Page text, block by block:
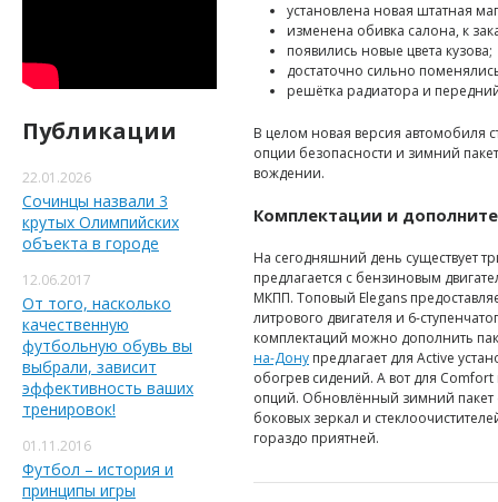
Публикации
22.01.2026
Сочинцы назвали 3
крутых Олимпийских
объекта в городе
12.06.2017
От того, насколько
качественную
футбольную обувь вы
выбрали, зависит
эффективность ваших
тренировок!
01.11.2016
Футбол – история и
принципы игры
установлена новая штатная
изменена обивка салона, к
появились новые цвета кузова;
достаточно сильно
решётка радиатора и
В целом новая версия автомобиля
опции безопасности и зимний
вождении.
Комплектации и
На сегодняшний день существует
предлагается с бензиновым
МКПП. Топовый Elegans
литрового двигателя и 6-
комплектаций можно дополнить
на-Дону предлагает для Active
обогрев сидений. А вот для
опций. Обновлённый зимний пакет
боковых зеркал и
гораздо приятней.